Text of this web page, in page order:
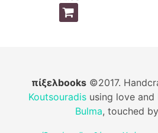
πίξελbooks©2017.
Koutsouradis using love and
Bulma, touched by